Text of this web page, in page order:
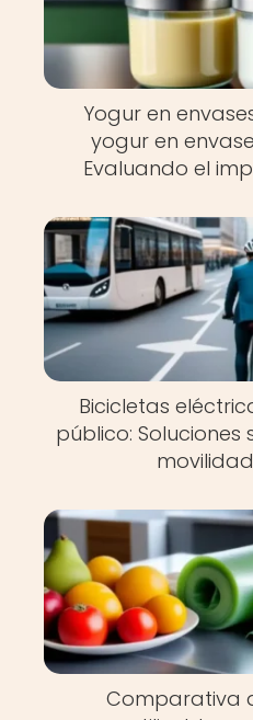
Yogur en
yogur en
Evaluando el
Bicicletas
público:
Comparativa